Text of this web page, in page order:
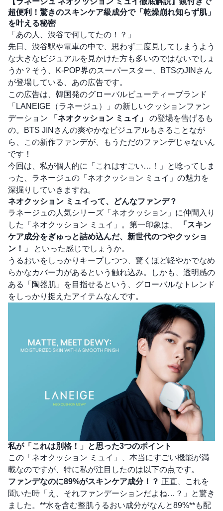
超便利！驚きのスキンケア級成分で「乾燥崩れ知らず肌」
を叶える秘密
「あの人、渋谷で何してたの！？」
先日、渋谷駅や電車の中で、思わず二度見してしまうよう
な大きなビジュアルを見かけた方も多いのではないでしょ
うか？そう、K-POP界のスーパースター、BTSのJINさん
が登場している、あの広告です。
この広告は、韓国発のグローバルビューティーブランド
「LANEIGE（ラネージュ）」の新しいクッションファン
デーション
「ネオクッション ミュイ」
の登場を告げるも
の。BTS JINさんの爽やかなビジュアルもさることなが
ら、この新作ファンデが、もうただのファンデじゃないん
です！
今回は、私が個人的に「これはすごい…！」と唸ってしま
った、ラネージュの「ネオクッション ミュイ」の魅力を
深掘りしていきますね。
ネオクッション ミュイって、どんなファンデ？
ラネージュの人気シリーズ「ネオクッション」に仲間入り
した「ネオクッション ミュイ」。第一印象は、
「スキン
ケア成分をぎゅっと詰め込んだ、新世代のつやクッショ
ン！」
といった感じでしょうか。
うるおいをしっかりキープしつつ、驚くほど軽やかでなめ
らかなカバー力があるという触れ込み。しかも、透明感の
ある「陶器肌」を目指せるという、グローバルなトレンド
をしっかり捉えたアイテムなんです。
私が「これは別格！」と思った3つのポイント
この「ネオクッション ミュイ」、本当にすごい機能が満
載なのですが、特に私が注目したのは以下の点です。
ファンデなのに89%がスキンケア成分！？ 正直、これを
聞いた時「え、それファンデーションだよね…？」と驚き
ました。**水を含む整肌うるおい成分がなんと89%**も配